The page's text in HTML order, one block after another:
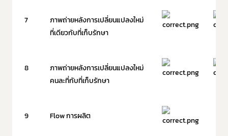
7
ภาพถ่ายหลังการเปลี่ยนแปลงใหม่
ที่เดียวกับที่เก็บรักษา
8
ภาพถ่ายหลังการเปลี่ยนแปลงใหม่
คนละที่กับที่เก็บรักษา
9 Flow การผลิต